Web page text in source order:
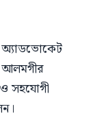
অ্যাডভোকেট
আলমগীর
সহযোগী